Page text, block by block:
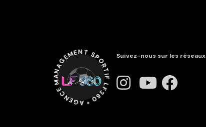
LF360 * AGENCE MANAGEMENT SPORTIF *Suivez-nous sur les réseaux